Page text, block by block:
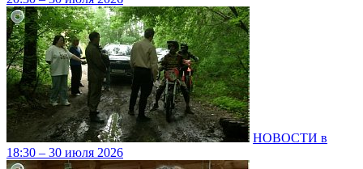
НОВОСТИ в
18:30 – 30 июля 2026